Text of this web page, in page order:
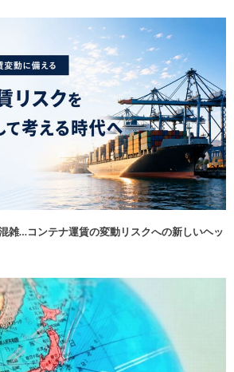
雑…コンテナ運賃の変動リスクへの新しいヘッ